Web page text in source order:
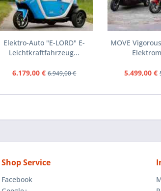
Elektro-Auto "E-LORD" E-
Leichtkraftfahrzeug...
6.179,00 € 6.949,00 €
MOVE
5.499,00 €
Shop Service
Facebook